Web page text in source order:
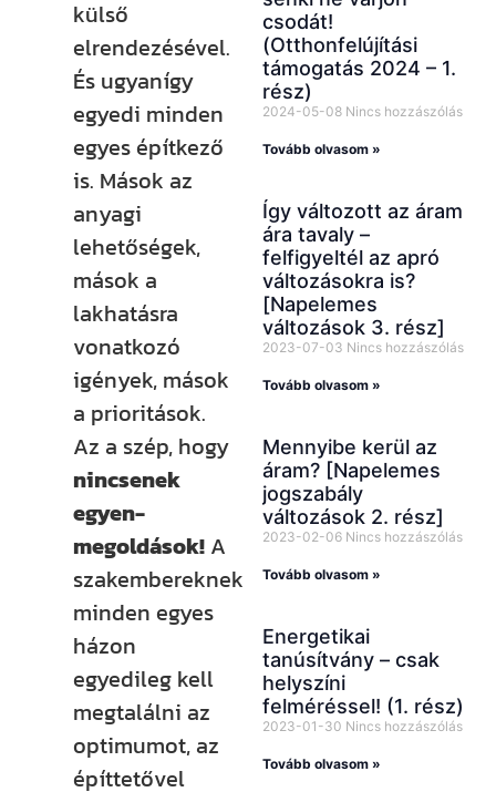
külső
elrendezésével.
És ugyanígy
egyedi minden
egyes építkező
is. Mások az
anyagi
lehetőségek,
mások a
lakhatásra
vonatkozó
igények, mások
a prioritások.
Az a szép, hogy
nincsenek
egyen-
megoldások! A
szakembereknek
minden egyes
házon
egyedileg kell
megtalálni az
optimumot, az
építtetővel
csodát!
(Otthonfelújítási
támogatás 2024 – 1.
rész)
2024-05-08 Nincs hozzászólás
Tovább olvasom »
Így változott az áram
ára tavaly –
felfigyeltél az apró
változásokra is?
[Napelemes
változások 3. rész]
2023-07-03 Nincs hozzászólás
Tovább olvasom »
Mennyibe kerül az
áram? [Napelemes
jogszabály
változások 2. rész]
2023-02-06 Nincs hozzászólás
Tovább olvasom »
Energetikai
tanúsítvány – csak
helyszíni
felméréssel! (1. rész)
2023-01-30 Nincs hozzászólás
Tovább olvasom »